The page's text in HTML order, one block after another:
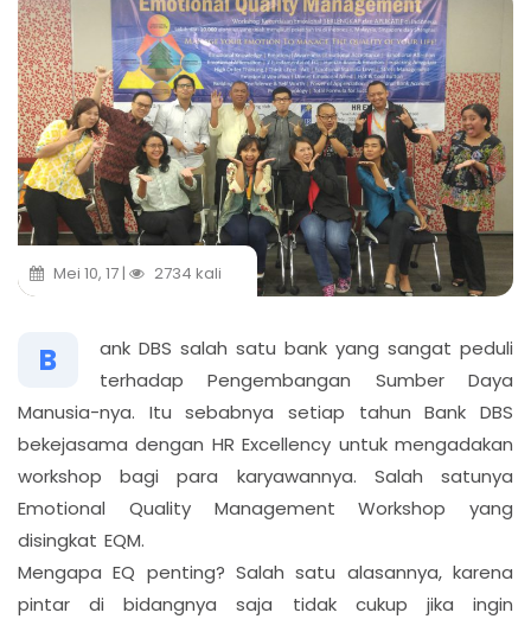
Mei 10, 17 | 2734 kali
B
ank DBS salah satu bank yang sangat peduli
terhadap Pengembangan Sumber Daya
Manusia-nya. Itu sebabnya setiap tahun Bank DBS
bekejasama dengan HR Excellency untuk mengadakan
workshop bagi para karyawannya. Salah satunya
Emotional Quality Management Workshop yang
disingkat EQM.
Mengapa EQ penting? Salah satu alasannya, karena
pintar di bidangnya saja tidak cukup jika ingin